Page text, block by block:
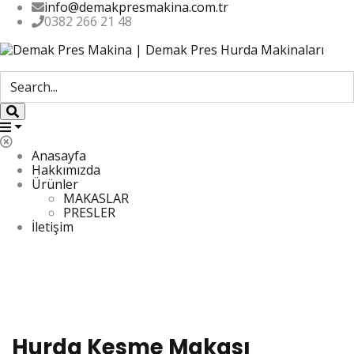
info@demakpresmakina.com.tr
0382 266 21 48
Anasayfa
Hakkımızda
Ürünler
MAKASLAR
PRESLER
İletişim
Hurda Kesme Makası